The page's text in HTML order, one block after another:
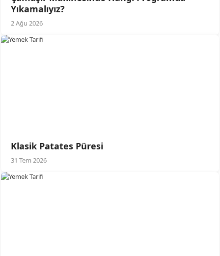
Yıkamalıyız?
2 Ağu 2026
Klasik Patates Püresi
31 Tem 2026